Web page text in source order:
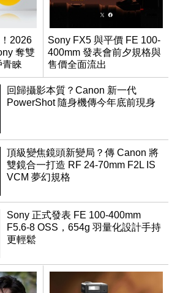
2026
奪雙
睞
Sony FX5 與平價 FE 100-
400mm 發表會前夕規格與
售價全面流出
回歸攝影本質？Canon 新一代
PowerShot 隨身機傳今年底前現身
頂級變焦鏡頭新變局？傳 Canon 將
雙鏡合一打造 RF 24-70mm F2L IS
VCM 夢幻規格
Sony 正式發表 FE 100-400mm
F5.6-8 OSS，654g 羽量化設計手持
更輕鬆